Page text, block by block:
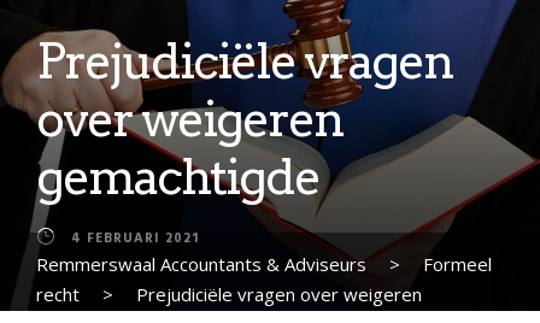
Prejudiciële vragen
over weigeren
gemachtigde
4 FEBRUARI 2021
Remmerswaal Accountants & Adviseurs >
Formeel
recht
>
Prejudiciële vragen over weigeren